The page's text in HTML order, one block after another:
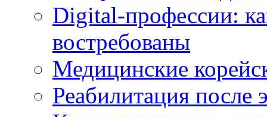
Digital-профессии:
востребованы
Медицинские
Реабилитация после